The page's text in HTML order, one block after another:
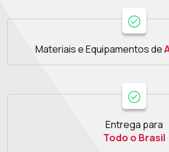
Materiais e Equipamentos de
Entrega para
Todo o Brasil